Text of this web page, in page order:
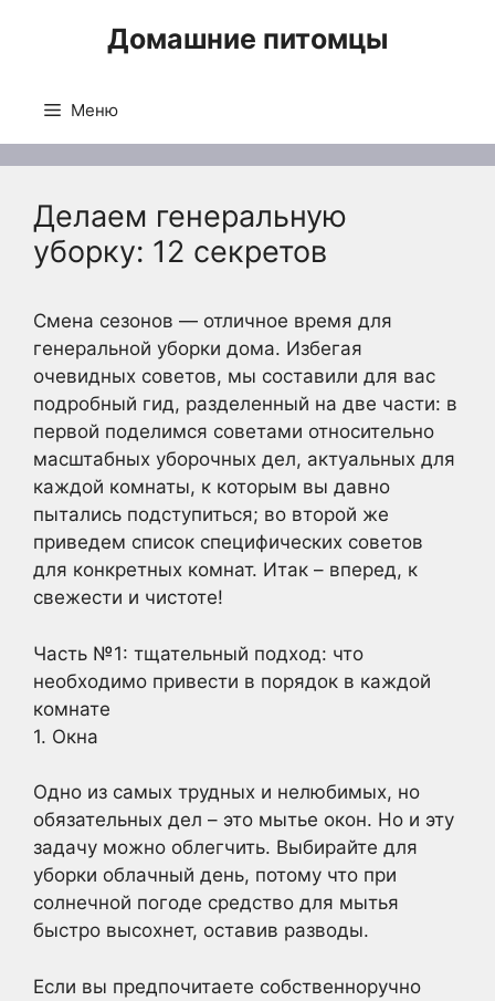
Домашние питомцы
Меню
Делаем генеральную
уборку: 12 секретов
Смена сезонов — отличное время для
генеральной уборки дома. Избегая
очевидных советов, мы составили для вас
подробный гид, разделенный на две части: в
первой поделимся советами относительно
масштабных уборочных дел, актуальных для
каждой комнаты, к которым вы давно
пытались подступиться; во второй же
приведем список специфических советов
для конкретных комнат. Итак – вперед, к
свежести и чистоте!
Часть №1: тщательный подход: что
необходимо привести в порядок в каждой
комнате
1. Окна
Одно из самых трудных и нелюбимых, но
обязательных дел – это мытье окон. Но и эту
задачу можно облегчить. Выбирайте для
уборки облачный день, потому что при
солнечной погоде средство для мытья
быстро высохнет, оставив разводы.
Если вы предпочитаете собственноручно